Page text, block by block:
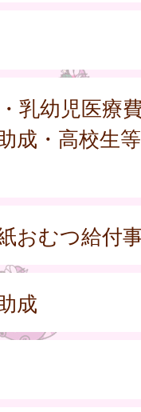
乳幼児医療
成・高校生
おむつ給付
成